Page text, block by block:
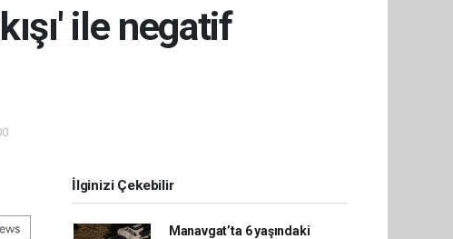
ile negatif
İlginizi Çekebilir
Manavgat’ta 6 yaşındaki